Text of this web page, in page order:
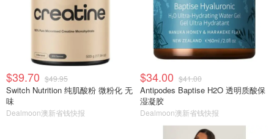
$39.70 $49.95
Switch Nutrition 纯肌酸粉 微粉化 无
味
Dealmoon澳新省钱快报
$34.00 $41.00
Antipodes Baptise H2O 透明质酸保
湿凝胶
Dealmoon澳新省钱快报